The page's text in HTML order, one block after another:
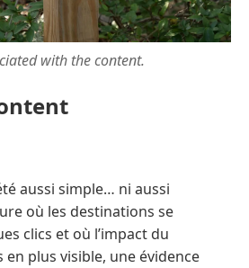
with the content.
aussi simple… ni aussi
où les destinations se
clics et où l’impact du
plus visible, une évidence